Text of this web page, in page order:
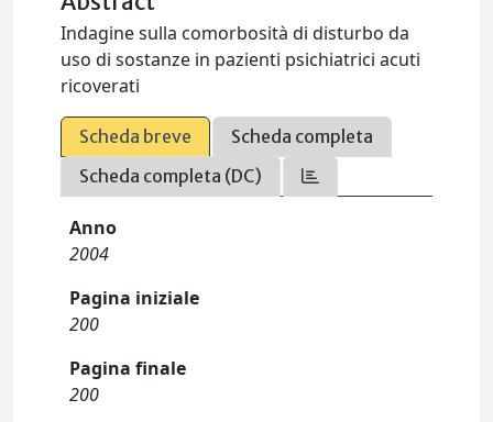
Indagine sulla comorbosità di disturbo da
uso di sostanze in pazienti psichiatrici acuti
ricoverati
Scheda breve
Scheda completa
Scheda completa (DC)
Anno
2004
Pagina iniziale
200
Pagina finale
200